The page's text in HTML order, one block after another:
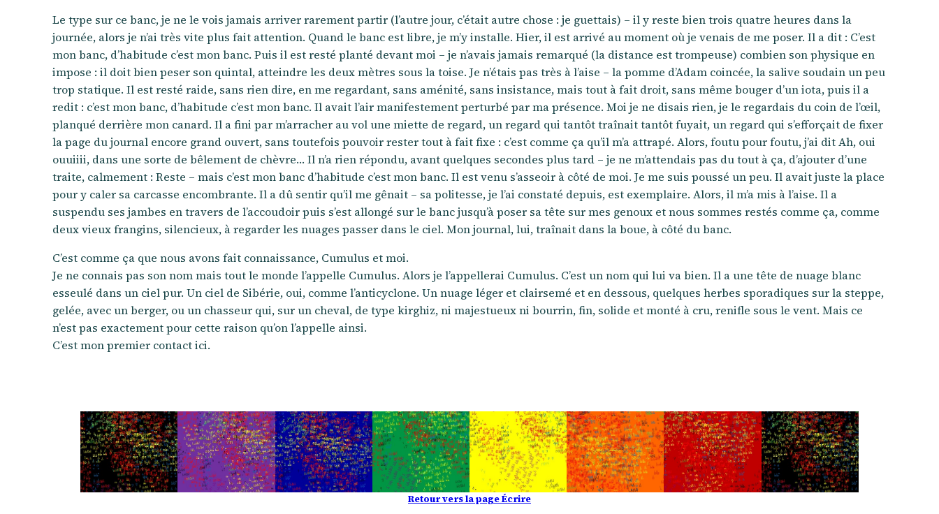
Le type sur ce banc, je ne le vois jamais arriver rarement partir (l’autre jour, c’était autre chose : je guettais) – il y reste bien trois quatre heures dans la
journée, alors je n’ai très vite plus fait attention. Quand le banc est libre, je m’y installe. Hier, il est arrivé au moment où je venais de me poser. Il a dit : C’est
mon banc, d’habitude c’est mon banc. Puis il est resté planté devant moi – je n’avais jamais remarqué (la distance est trompeuse) combien son physique en
impose : il doit bien peser son quintal, atteindre les deux mètres sous la toise. Je n’étais pas très à l’aise – la pomme d’Adam coincée, la salive soudain un peu
trop statique. Il est resté raide, sans rien dire, en me regardant, sans aménité, sans insistance, mais tout à fait droit, sans même bouger d’un iota, puis il a
redit : c’est mon banc, d’habitude c’est mon banc. Il avait l’air manifestement perturbé par ma présence. Moi je ne disais rien, je le regardais du coin de l’œil,
planqué derrière mon canard. Il a fini par m’arracher au vol une miette de regard, un regard qui tantôt traînait tantôt fuyait, un regard qui s’efforçait de fixer
la page du journal encore grand ouvert, sans toutefois pouvoir rester tout à fait fixe : c’est comme ça qu’il m’a attrapé. Alors, foutu pour foutu, j’ai dit Ah, oui
ouuiiii, dans une sorte de bêlement de chèvre… Il n’a rien répondu, avant quelques secondes plus tard – je ne m’attendais pas du tout à ça, d’ajouter d’une
traite, calmement : Reste – mais c’est mon banc d’habitude c’est mon banc. Il est venu s’asseoir à côté de moi. Je me suis poussé un peu. Il avait juste la place
pour y caler sa carcasse encombrante. Il a dû sentir qu’il me gênait – sa politesse, je l’ai constaté depuis, est exemplaire. Alors, il m’a mis à l’aise. Il a
suspendu ses jambes en travers de l’accoudoir puis s’est allongé sur le banc jusqu’à poser sa tête sur mes genoux et nous sommes restés comme ça, comme
deux vieux frangins, silencieux, à regarder les nuages passer dans le ciel. Mon journal, lui, traînait dans la boue, à côté du banc.
C’est comme ça que nous avons fait connaissance, Cumulus et moi.
Je ne connais pas son nom mais tout le monde l’appelle Cumulus. Alors je l’appellerai Cumulus. C’est un nom qui lui va bien. Il a une tête de nuage blanc
esseulé dans un ciel pur. Un ciel de Sibérie, oui, comme l’anticyclone. Un nuage léger et clairsemé et en dessous, quelques herbes sporadiques sur la steppe,
gelée, avec un berger, ou un chasseur qui, sur un cheval, de type kirghiz, ni majestueux ni bourrin, fin, solide et monté à cru, renifle sous le vent. Mais ce
n’est pas exactement pour cette raison qu’on l’appelle ainsi.
C’est mon premier contact ici.
Retour vers la page Écrire